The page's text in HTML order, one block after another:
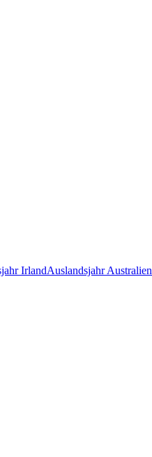
IrlandAuslandsjahr Australien